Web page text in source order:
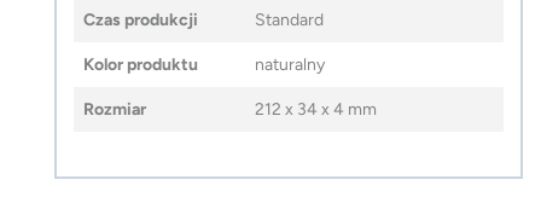
Czas produkcji Standard
Kolor produktu naturalny
Rozmiar 212 x 34 x 4 mm